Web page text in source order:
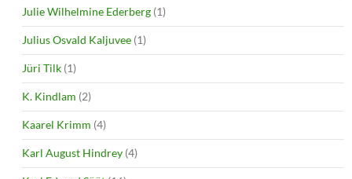
Julie Wilhelmine Ederberg (1)
Julius Osvald Kaljuvee (1)
Jüri Tilk (1)
K. Kindlam (2)
Kaarel Krimm (4)
Karl August Hindrey (4)